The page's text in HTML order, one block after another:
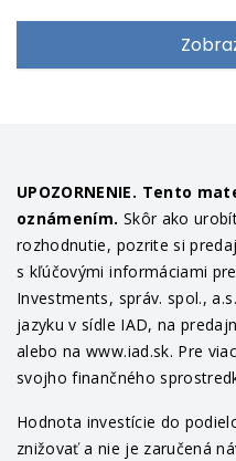
UPOZORNENIE. Tento
oznámením. Skôr ako
rozhodnutie, pozrite si
s kľúčovými informáciami
Investments, správ. spol.,
jazyku v sídle IAD, na
alebo na www.iad.sk. Pre
svojho finančného
Hodnota investície do
znižovať a nie je zaručená